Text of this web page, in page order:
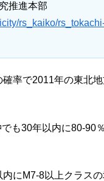
推進本部
rs_kaiko/
率で2011年の東北
も30年以内に80-90
にM7-8以上クラス